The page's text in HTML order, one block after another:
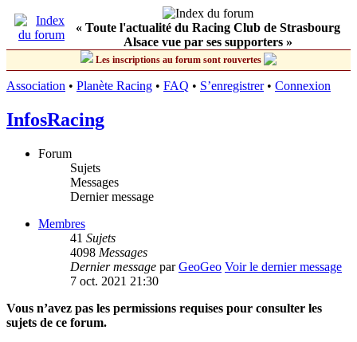
« Toute l'actualité du Racing Club de Strasbourg
Alsace vue par ses supporters »
Les inscriptions au forum sont rouvertes
Association • Planète Racing • FAQ • S’enregistrer• Connexion
InfosRacing
Forum
Sujets
Messages
Dernier message
Membres
41 Sujets
4098 Messages
Dernier message parGeoGeo Voir le dernier message
7 oct. 2021 21:30
Vous n’avez pas les permissions requises pour consulter les
sujets de ce forum.